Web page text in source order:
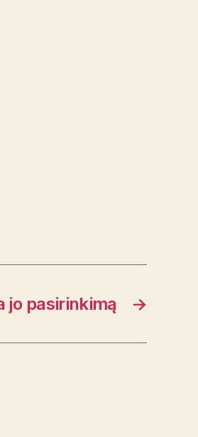
→
jo pasirinkimą